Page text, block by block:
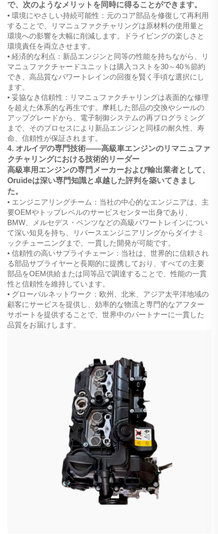
で、次のようなメリットを同時に得ることができます。
• 環境にやさしい持続可能性：元のコア部品を修復して再利用
することで、リマニュファクチャリングは原材料の使用量と
環境への影響を大幅に削減します。ドライビングの楽しさと
環境責任を両立させます。
• 経済的な利点：新品エンジンと同等の性能を持ちながら、リ
マニュファクチャードユニットは購入コストを30～40％節約
でき、高品質なパワートレインの回復を賢く手頃な選択にし
ます。
• 妥協なき信頼性：リマニュファクチャリングは表面的な修理
を超えた体系的な再生です。摩耗した部品の交換やシールの
アップグレードから、電子制御システムの再プログラミング
まで、そのプロセスにより新品エンジンと同様の耐久性、寿
命、信頼性が保証されます。
4. オルイデの専門技術——高級車エンジンのリマニュファ
クチャリングにおける技術的リーダー
高級車用エンジンの専門メーカーおよび輸出業者として、
Oruideは深い専門知識と卓越した評判を築いてきまし
た。
• エンジニアリングチーム：当社の中心的なエンジニアは、主
要OEMやトップレベルのサービスセンター出身であり、
BMW、メルセデス・ベンツなどの高級パワートレインについ
て深い知見を持ち、リバースエンジニアリングからダイナミ
ックチューニングまで、一貫した開発が可能です。
• 信頼性の高いサプライチェーン：当社は、世界的に信頼され
る部品サプライヤーと長期的に提携しており、すべての主要
部品をOEM供給または同等品で調達することで、性能の一貫
性と信頼性を維持しています。
• グローバルネットワーク：欧州、北米、アジア太平洋地域の
顧客にサービスを提供し、効率的な物流と専門的なアフター
サポートを提供することで、世界中のパートナーに一貫した
品質をお届けします。